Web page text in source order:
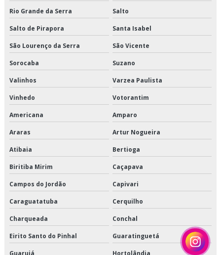
Serviço de transporte de climatizados
Serviço de transporte de congelados
Serviço de transporte de refrigerados
Serviço de transporte dedicado de alimentos
Serviço de transporte fracionado de alimentos perecíveis
Serviço de transporte produtos congelados
Serviço de transporte produtos refrigerados
Terceirização de armazenagem
Terceirização de armazenagem de produtos perecíveis
Terceirização de armazenagem para alimentos climatizados
Terceirização de armazenagem para alimentos congelados
Terceirização de armazenagem para alimentos refrigerados
Rio Grande da Serra Salto
Salto de Pirapora Santa Isabel
São Lourenço da Serra São Vicente
Sorocaba Suzano
Valinhos Varzea Paulista
Vinhedo Votorantim
Americana Amparo
Araras Artur Nogueira
Atibaia Bertioga
Biritiba Mirim Caçapava
Campos do Jordão Capivari
Caraguatatuba Cerquilho
Charqueada Conchal
Eirito Santo do Pinhal Guaratinguetá
Guarujá Hortolândia